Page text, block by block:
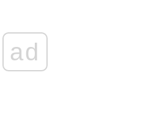
ad